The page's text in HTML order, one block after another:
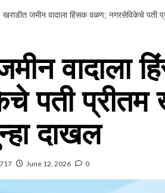
खराडीत जमीन वादाला हिंसक वळण; नगरसेविकेचे पती
वादाला
पती प्रीतम
दाखल
June 12, 2026 0